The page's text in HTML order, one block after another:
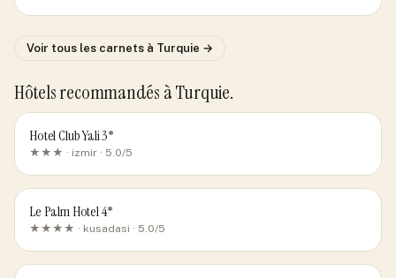
Voir tous les carnets à Turquie →
Hôtels recommandés à Turquie.
Hotel Club Yali 3*
★★★ · izmir · 5.0/5
Le Palm Hotel 4*
★★★★ · kusadasi · 5.0/5